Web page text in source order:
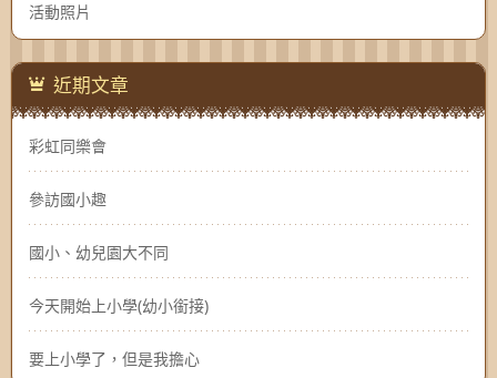
活動照片
近期文章
彩虹同樂會
參訪國小趣
國小、幼兒園大不同
今天開始上小學(幼小銜接)
要上小學了，但是我擔心